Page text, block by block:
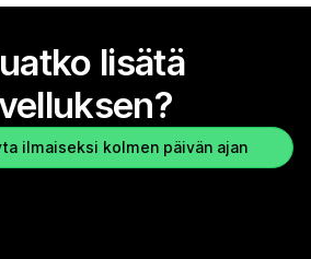
lisätä
ilmaiseksi kolmen päivän ajan